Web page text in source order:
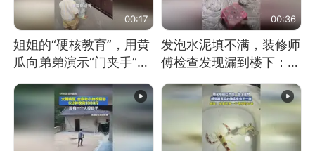
00:17
姐姐的“硬核教育”，用黄
瓜向弟弟演示“门夹手”，
教！
00:36
发泡水泥填不满，装修师
傅检查发现漏到楼下：出